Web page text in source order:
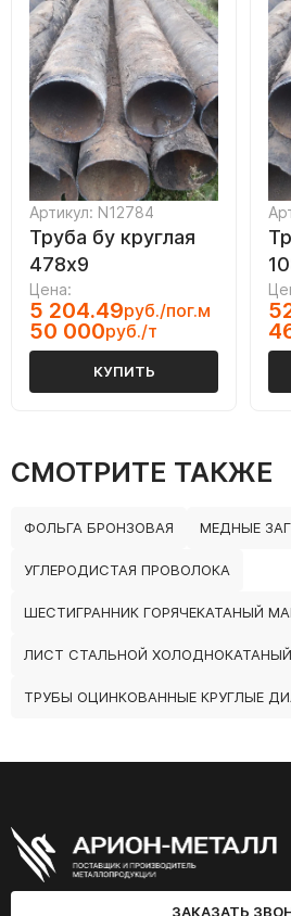
Артикул: N12784
Труба бу круглая
478х9
Цена:
5 204.49руб./пог.м
50 000руб./т
КУПИТЬ
СМОТРИТЕ ТАКЖЕ
ФОЛЬГА БРОНЗОВАЯ МЕДНЫЕ
УГЛЕРОДИСТАЯ ПРОВОЛОКА
ШЕСТИГРАННИК ГОРЯЧЕКАТАНЫЙ
ЛИСТ СТАЛЬНОЙ
ТРУБЫ ОЦИНКОВАННЫЕ КРУГЛЫЕ
ЗАКАЗАТЬ